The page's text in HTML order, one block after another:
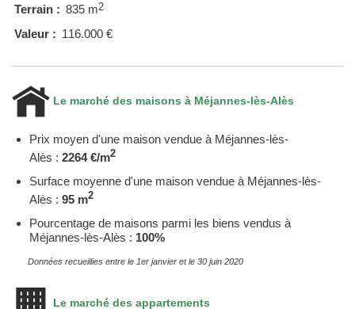
Terrain : 835 m2
Valeur : 116.000 €
Le marché des maisons à Méjannes-lès-Alès
Prix moyen d'une maison vendue à Méjannes-lès-
Alès : 2264 €/m2
Surface moyenne d'une maison vendue à Méjannes-lès-
Alès : 95 m2
Pourcentage de maisons parmi les biens vendus à
Méjannes-lès-Alès : 100%
Données recueillies entre le 1er janvier et le 30 juin 2020
Le marché des appartements